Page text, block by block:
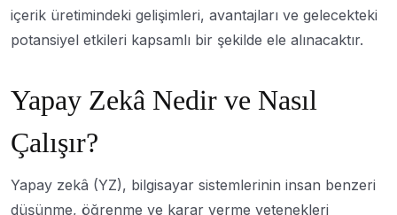
içerik üretimindeki gelişimleri, avantajları ve gelecekteki
potansiyel etkileri kapsamlı bir şekilde ele alınacaktır.
Yapay Zekâ Nedir ve Nasıl
Çalışır?
Yapay zekâ (YZ), bilgisayar sistemlerinin insan benzeri
düşünme, öğrenme ve karar verme yetenekleri